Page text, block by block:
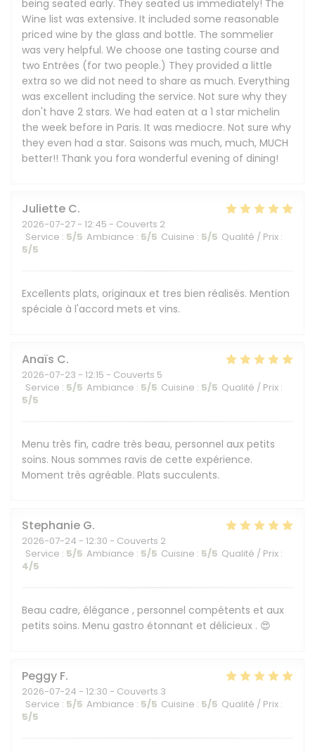
being seated early. They seated us immediately! The
Wine list was extensive. It included some reasonable
priced wine by the glass and bottle. The sommelier
was very helpful. We choose one tasting course and
two Entrées (for two people.) They provided a little
extra so we did not need to share as much. Everything
was excellent including the service. Not sure why they
don't have 2 stars. We had eaten at a 1 star michelin
the week before in Paris. It was mediocre. Not sure why
they even had a star. Saisons was much, much, MUCH
better!! Thank you fora wonderful evening of dining!
Juliette C
2026-07-27 - 12:45 - Couverts 2
Service : 5/5 Ambiance : 5/5 Cuisine : 5/5 Qualité / Prix :
5/5
Excellents plats, originaux et tres bien réalisés. Mention
spéciale à l'accord mets et vins.
Anaïs C
2026-07-23 - 12:15 - Couverts 5
Service : 5/5 Ambiance : 5/5 Cuisine : 5/5 Qualité / Prix :
5/5
Menu très fin, cadre très beau, personnel aux petits
soins. Nous sommes ravis de cette expérience.
Moment très agréable. Plats succulents.
Stephanie G
2026-07-24 - 12:30 - Couverts 2
Service : 5/5 Ambiance : 5/5 Cuisine : 5/5 Qualité / Prix :
4/5
Beau cadre, élégance , personnel compétents et aux
petits soins. Menu gastro étonnant et délicieux . 😍
Peggy F
2026-07-24 - 12:30 - Couverts 3
Service : 5/5 Ambiance : 5/5 Cuisine : 5/5 Qualité / Prix :
5/5